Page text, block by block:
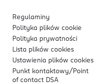
Regulaminy
Polityka plików cookie
Polityka prywatności
Lista plików cookies
Ustawienia plików cookies
Punkt kontaktowy/ Point
of contact DSA